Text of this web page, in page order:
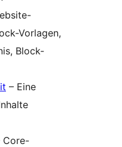
Vorlagen,
Block-
– Eine
Core-